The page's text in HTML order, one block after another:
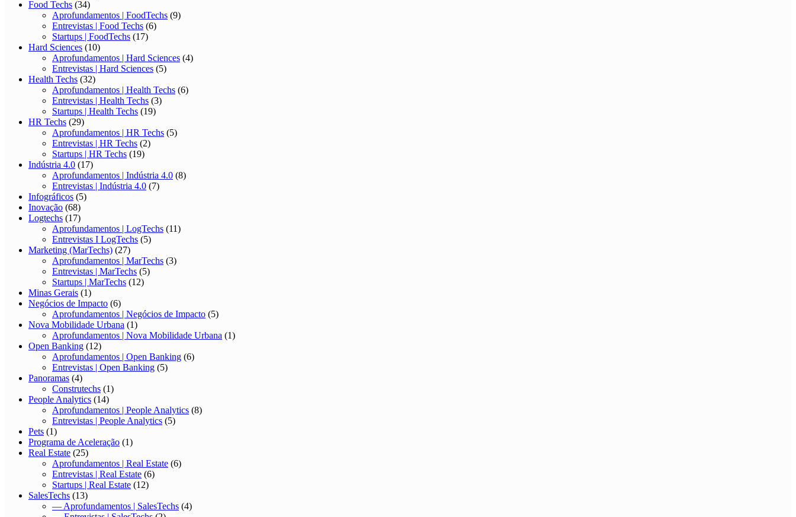
Food Techs (34)
Aprofundamentos | FoodTechs (9)
Entrevistas | Food Techs (6)
Startups | FoodTechs (17)
Hard Sciences (10)
Aprofundamentos | Hard Sciences (4)
Entrevistas | Hard Sciences (5)
Health Techs (32)
Aprofundamentos | Health Techs (6)
Entrevistas | Health Techs (3)
Startups | Health Techs (19)
HR Techs (29)
Aprofundamentos | HR Techs (5)
Entrevistas | HR Techs (2)
Startups | HR Techs (19)
Indústria 4.0 (17)
Aprofundamentos | Indústria 4.0 (8)
Entrevistas | Indústria 4.0 (7)
Infográficos (5)
Inovação (68)
Logtechs (17)
Aprofundamentos | LogTechs (11)
Entrevistas I LogTechs (5)
Marketing (MarTechs) (27)
Aprofundamentos | MarTechs (3)
Entrevistas | MarTechs (5)
Startups | MarTechs (12)
Minas Gerais (1)
Negócios de Impacto (6)
Aprofundamentos | Negócios de Impacto (5)
Nova Mobilidade Urbana (1)
Aprofundamentos | Nova Mobilidade Urbana (1)
Open Banking (12)
Aprofundamentos | Open Banking (6)
Entrevistas | Open Banking (5)
Panoramas (4)
Construtechs (1)
People Analytics (14)
Aprofundamentos | People Analytics (8)
Entrevistas | People Analytics (5)
Pets (1)
Programa de Aceleração (1)
Real Estate (25)
Aprofundamentos | Real Estate (6)
Entrevistas | Real Estate (6)
Startups | Real Estate (12)
SalesTechs (13)
— Aprofundamentos | SalesTechs (4)